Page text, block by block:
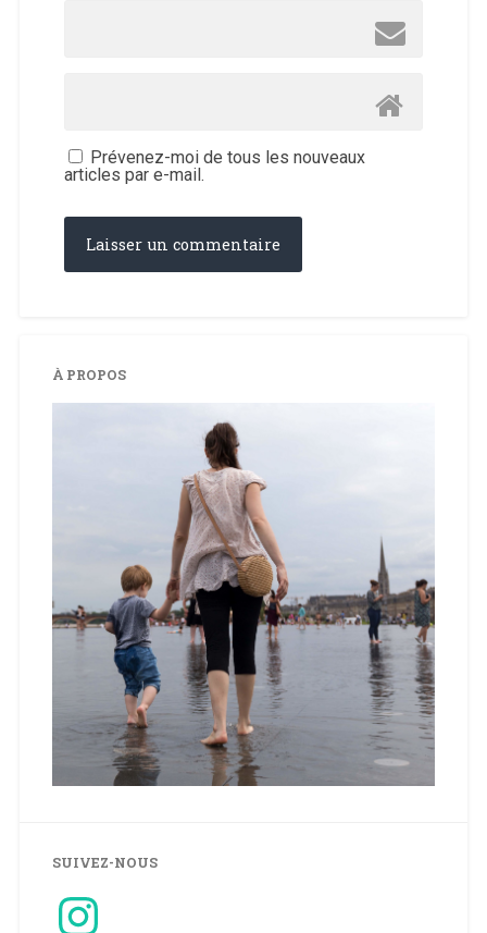
Prévenez-moi de tous les nouveaux
articles par e-mail.
À PROPOS
SUIVEZ-NOUS
Instagram